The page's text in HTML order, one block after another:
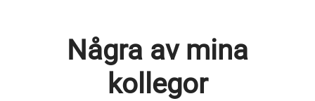
Några av mina
kollegor